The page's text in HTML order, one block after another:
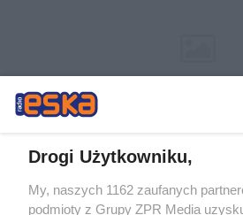
Żaden utwór zamieszczony w serwisie nie
Drogi Użytkowniku,
My, naszych 1162 zaufanych
podmioty z Grupy ZPR Media